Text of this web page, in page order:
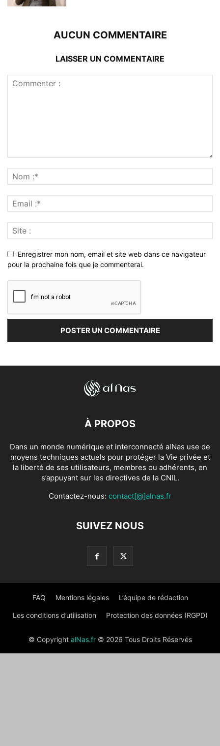
AUCUN COMMENTAIRE
LAISSER UN COMMENTAIRE
Enregistrer mon nom, email et site web dans ce navigateur
pour la prochaine fois que je commenterai.
À PROPOS
Dans un monde numérique et interconnecté alNas use de
moyens techniques actuels pour protéger la Vie privée et
la liberté de ses utilisateurs, membres ou adhérents, en
s’appuyant sur les directives de la CNIL.
Contactez-nous: contact[@]alnas.fr
SUIVEZ NOUS
FAQ Mentions légales L’équipe de rédaction
Les conditions d’utilisation Protection des données (RGPD)
© Copyright alNas.fr© 2026 Tous Droits Réservés